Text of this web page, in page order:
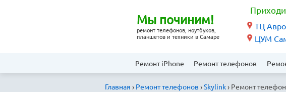
Мы починим!
ремонт телефонов, ноутбуков,
планшетов и техники в Самаре
ТЦ
ЦУМ
Ремонт iPhone Ремонт телефонов
Главная › Ремонт телефонов ›Skylink› Ремонт